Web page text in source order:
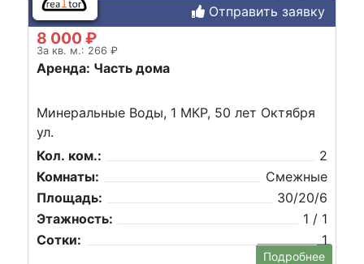
Отправить заявку
8 000 ₽
За кв. м.: 266 ₽
Аренда: Часть дома
Минеральные Воды, 1 МКР, 50 лет Октября
ул.
Кол. ком.:
2
Комнаты:
Смежные
Площадь:
30/20/6
Этажность:
1 / 1
Сотки:
1
Подробнее